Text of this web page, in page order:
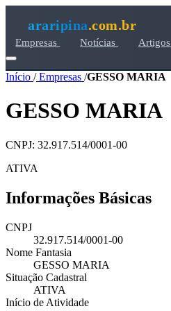
araripina.com.br
Empresas Notícias Artigos
Início /Empresas /GESSO MARIA
GESSO MARIA
CNPJ: 32.917.514/0001-00
ATIVA
Informações Básicas
CNPJ
32.917.514/0001-00
Nome Fantasia
GESSO MARIA
Situação Cadastral
ATIVA
Início de Atividade